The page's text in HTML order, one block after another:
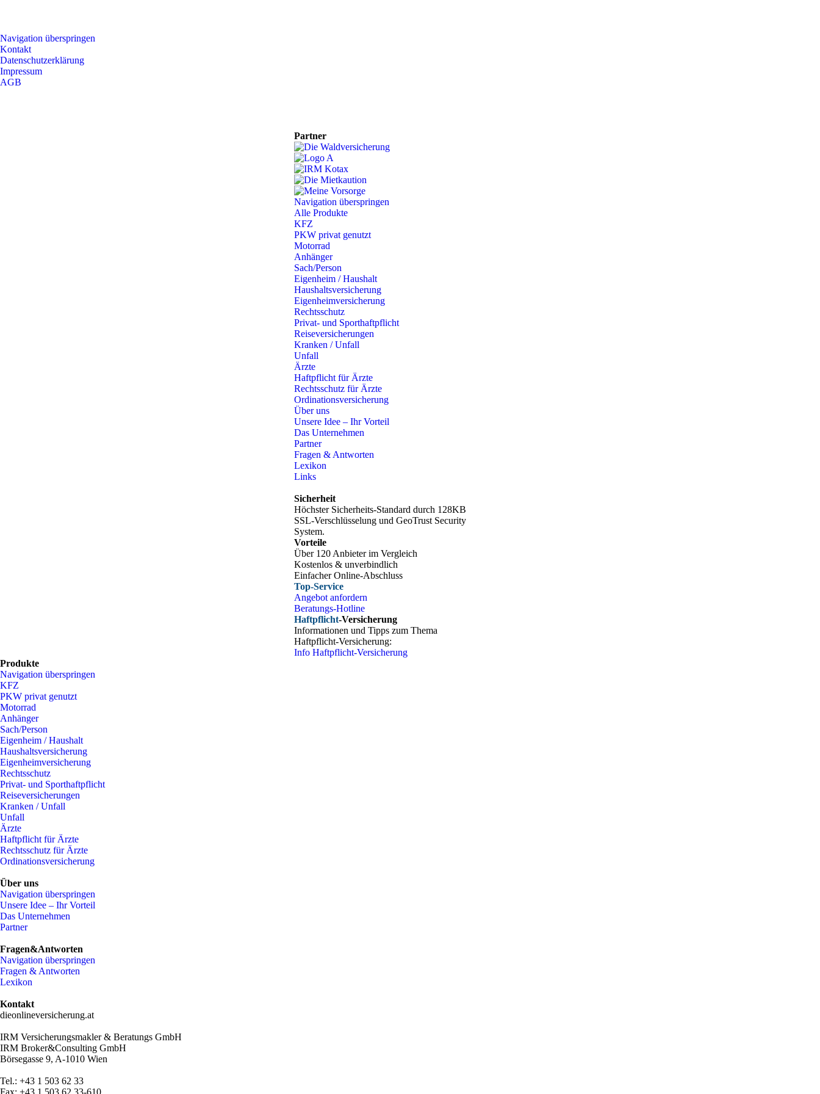
Navigation überspringen
Kontakt
Datenschutzerklärung
Impressum
AGB
Partner
Navigation überspringen
Alle Produkte
KFZ
PKW privat genutzt
Motorrad
Anhänger
Sach/Person
Eigenheim / Haushalt
Haushaltsversicherung
Eigenheimversicherung
Rechtsschutz
Privat- und Sporthaftpflicht
Reiseversicherungen
Kranken / Unfall
Unfall
Ärzte
Haftpflicht für Ärzte
Rechtsschutz für Ärzte
Ordinationsversicherung
Über uns
Unsere Idee – Ihr Vorteil
Das Unternehmen
Partner
Fragen & Antworten
Lexikon
Links
Sicherheit
Höchster Sicherheits-Standard durch 128KB
SSL-Verschlüsselung und GeoTrust Security
System.
Vorteile
Über 120 Anbieter im Vergleich
Kostenlos & unverbindlich
Einfacher Online-Abschluss
Top-Service
Angebot anfordern
Beratungs-Hotline
Haftpflicht-Versicherung
Informationen und Tipps zum Thema
Haftpflicht-Versicherung:
Info Haftpflicht-Versicherung
Produkte
Navigation überspringen
KFZ
PKW privat genutzt
Motorrad
Anhänger
Sach/Person
Eigenheim / Haushalt
Haushaltsversicherung
Eigenheimversicherung
Rechtsschutz
Privat- und Sporthaftpflicht
Reiseversicherungen
Kranken / Unfall
Unfall
Ärzte
Haftpflicht für Ärzte
Rechtsschutz für Ärzte
Ordinationsversicherung
Über uns
Navigation überspringen
Unsere Idee – Ihr Vorteil
Das Unternehmen
Partner
Fragen&Antworten
Navigation überspringen
Fragen & Antworten
Lexikon
Kontakt
dieonlineversicherung.at
IRM Versicherungsmakler & Beratungs GmbH
IRM Broker&Consulting GmbH
Börsegasse 9, A-1010 Wien
Tel.: +43 1 503 62 33
Fax: +43 1 503 62 33-610